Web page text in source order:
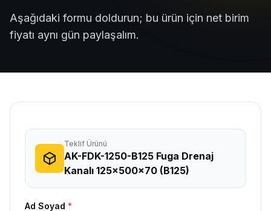
Aşağıdaki formu doldurun; bu ürün için net birim
fiyatı aynı gün paylaşalım.
Teklif Ürünü
AK-FDK-1250-B125 Fuga Drenaj
Kanalı 125x500x70 (B125)
Ad Soyad *